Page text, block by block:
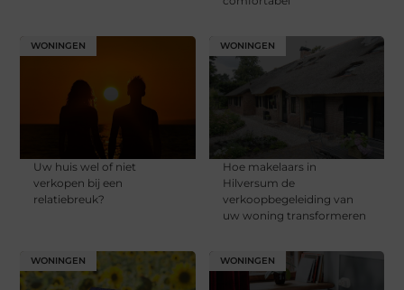
WONINGEN
Uw huis wel of niet
verkopen bij een
relatiebreuk?
WONINGEN
Hoe makelaars in
Hilversum de
verkoopbegeleiding van
uw woning transformeren
WONINGEN WONINGEN